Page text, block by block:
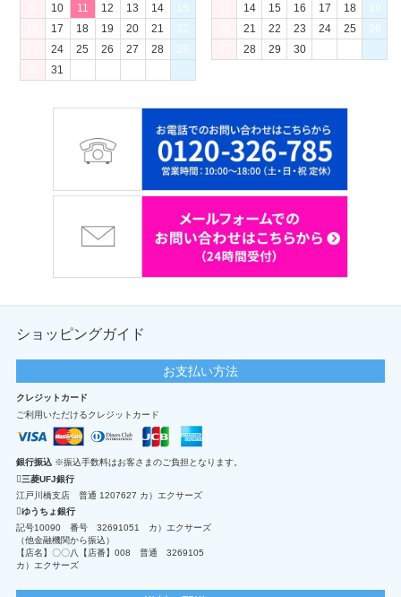
10 11 12 13 14
15
17 18 19 20 21
22
24 25 26 27 28
29
31
14 15 16 17 18
19
21 22 23 24 25
26
28 29 30
ショッピングガイド
お支払い方法
クレジットカード
ご利用いただけるクレジットカード
銀行振込 ※振込手数料はお客さまのご負担となります。
三菱UFJ銀行
江戸川橋支店 普通 1207627 カ）エクサーズ
ゆうちょ銀行
記号10090 番号 32691051 カ）エクサーズ
（他金融機関から振込）
【店名】〇〇八【店番】008 普通 3269105
カ）エクサーズ